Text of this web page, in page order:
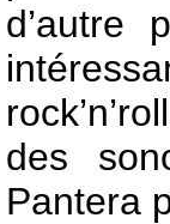
d’autre
des
Pantera